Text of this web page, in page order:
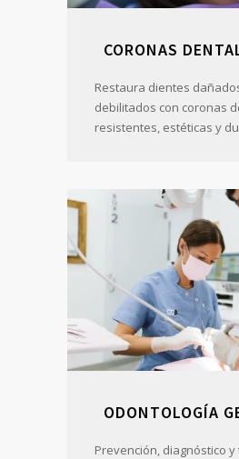
CORONAS
Restaura dientes
debilitados con coronas
resistentes, estéticas y
ODONTOLOGÍA
Prevención, diagnóstico